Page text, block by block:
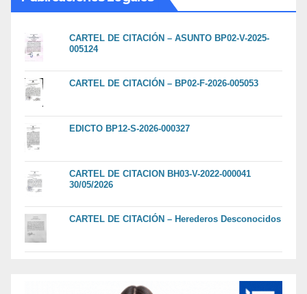
CARTEL DE CITACIÓN – ASUNTO BP02-V-2025-
005124
CARTEL DE CITACIÓN – BP02-F-2026-005053
EDICTO BP12-S-2026-000327
CARTEL DE CITACION BH03-V-2022-000041
30/05/2026
CARTEL DE CITACIÓN – Herederos Desconocidos